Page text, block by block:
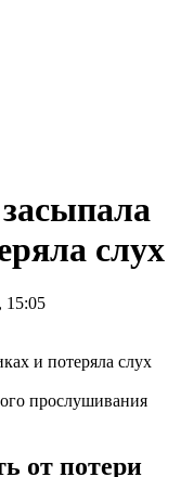
слух
15:05
прослушивания
от потери